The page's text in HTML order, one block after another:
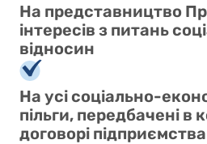
На представництво
інтересів з питань
відносин
На усі соціально-
пільги, передбачені в
договорі підприємства